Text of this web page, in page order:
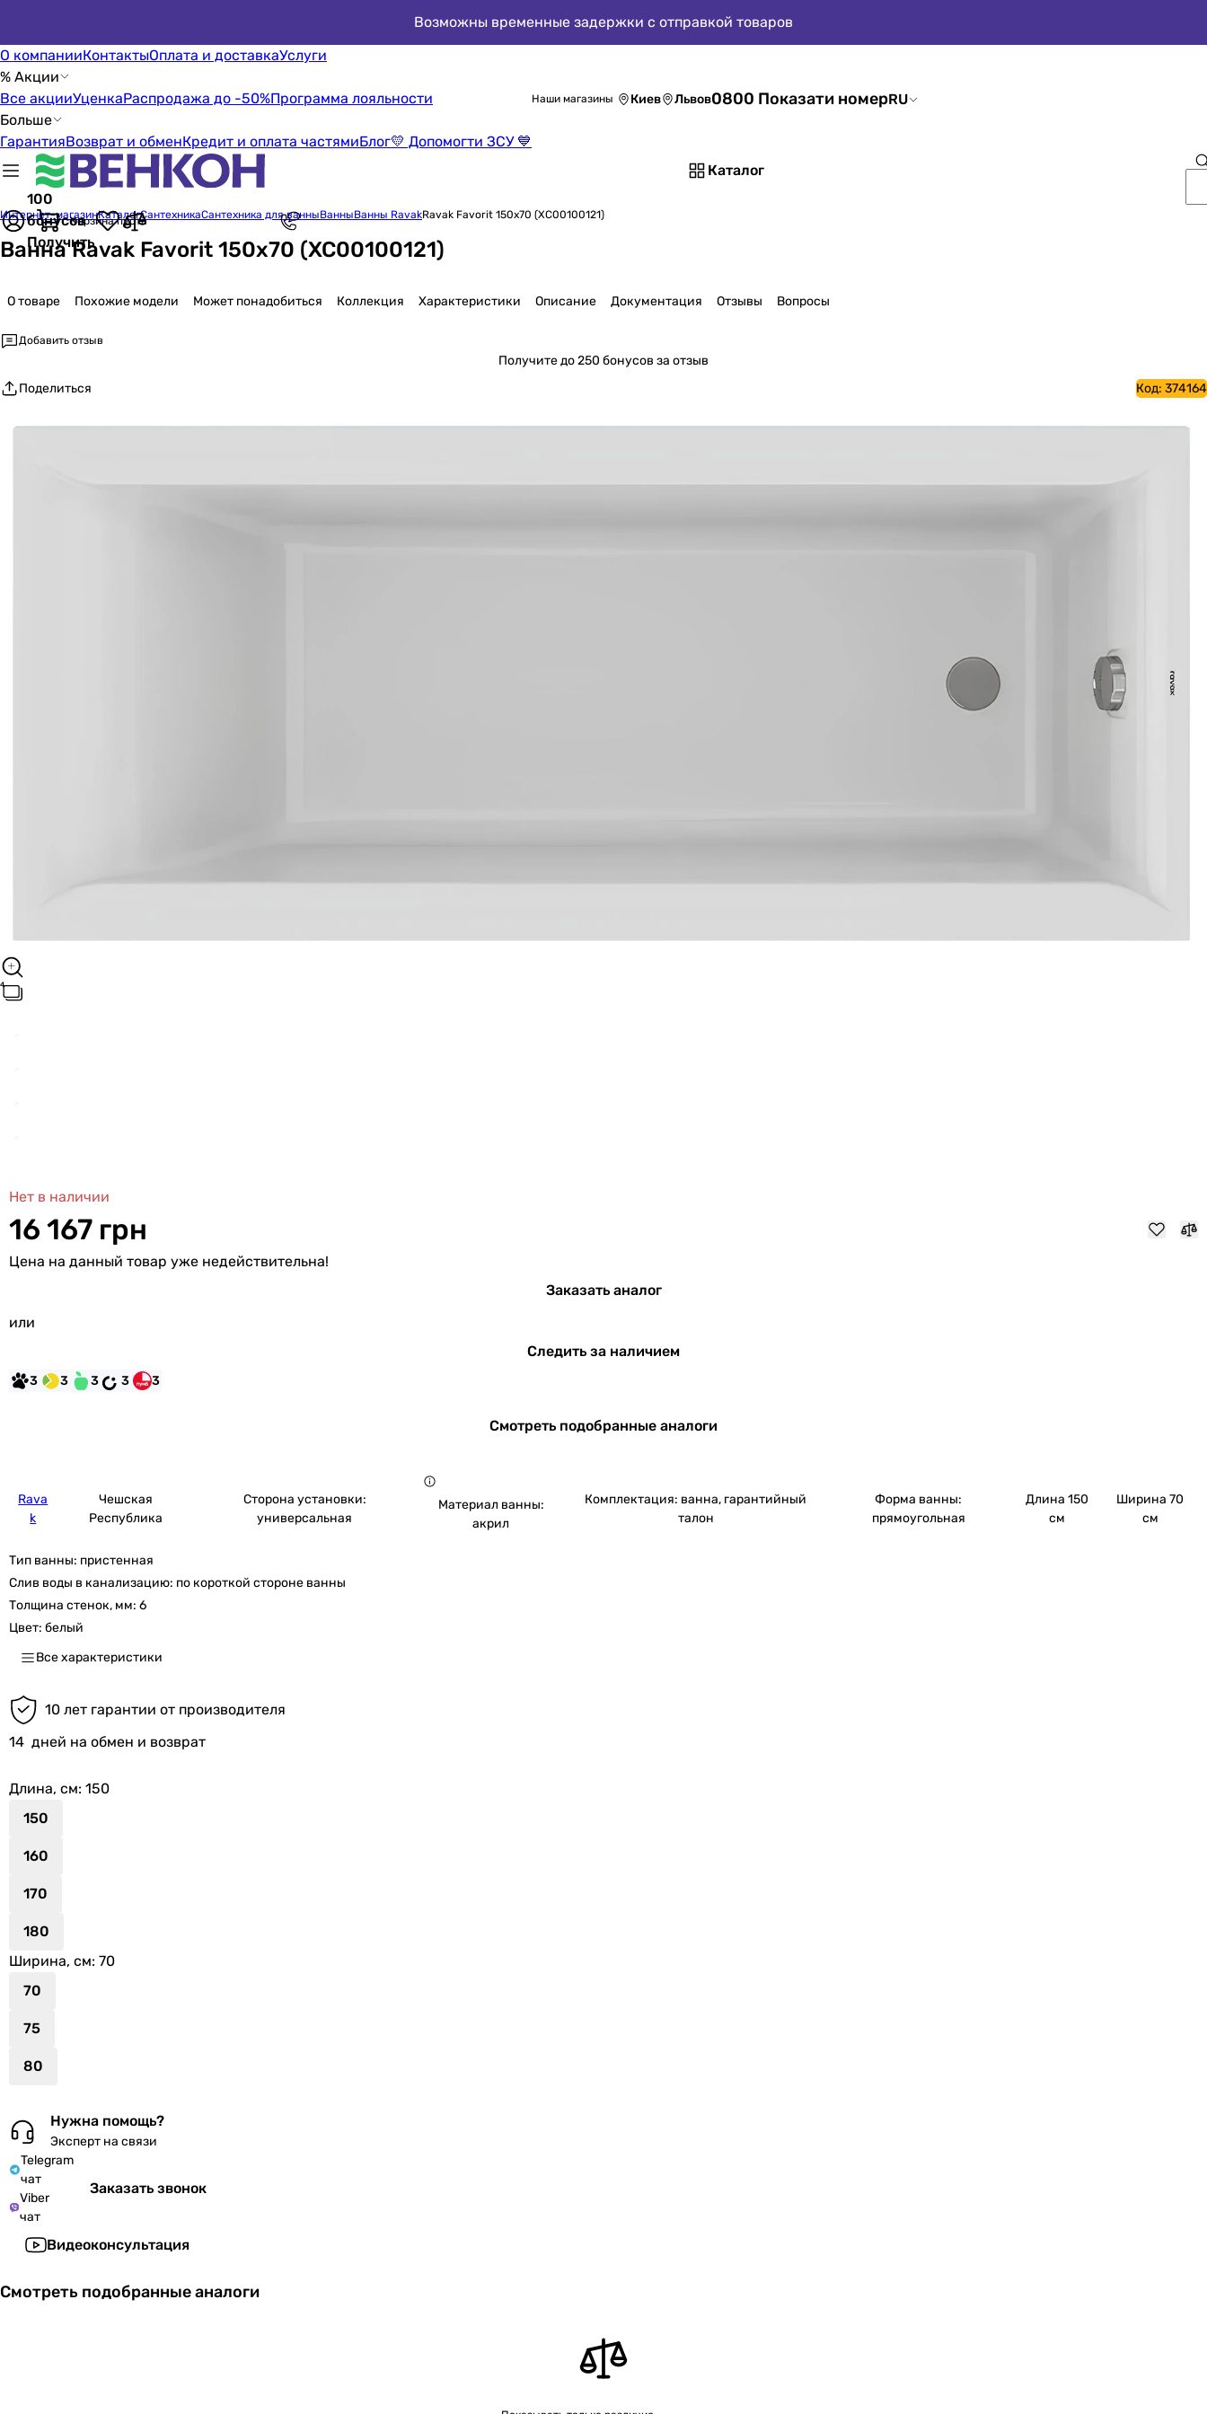
Возможны временные задержки с отправкой товаров
О компанииКонтактыОплата и доставкаУслуги
% Акции
Все акцииУценкаРаспродажа до -50%Программа лояльности
Больше
ГарантияВозврат и обменКредит и оплата частямиБлог💛 Допомогти ЗСУ 💙
Наши магазины Киев Львов0800 Показати номерRU
Каталог
100
бонусов
Получить
Корзина пуста
Интернет-магазинКаталогСантехникаСантехника для ванныВанныВанны RavakRavak Favorit 150x70 (XC00100121)
Ванна Ravak Favorit 150x70 (XC00100121)
О товаре Похожие модели Может понадобиться Коллекция Характеристики Описание Документация Отзывы Вопросы
Добавить отзыв
Получитедо 250 бонусов за отзыв
Поделиться
Код: 374164
Нет в наличии
16 167 грн
Цена на данный товар уже недействительна!
Заказать аналог
или
Следить за наличием
3 3 3 3 3
Смотреть подобранные аналоги
Rava
k
Чешская
Республика
Сторона установки:
универсальная
Материал ванны:
акрил
Комплектация: ванна, гарантийный
талон
Форма ванны:
прямоугольная
Длина 150
см
Ширина 70
см
Тип ванны: пристенная
Слив воды в канализацию: по короткой стороне ванны
Толщина стенок, мм: 6
Цвет: белый
Все характеристики
10 лет гарантии от производителя
14 дней на обмен и возврат
Длина, см: 150
150
160
170
180
Ширина, см: 70
70
75
80
Нужна помощь?
Эксперт на связи
Telegram
чат
Viber
чат
Заказать звонок
Видеоконсультация
Смотреть подобранные аналоги